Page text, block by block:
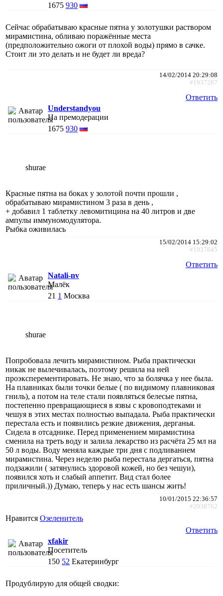
1675 930
Сейчас обрабатываю красные пятна у золотушки раствором
мирамистина, обливаю поражённые места
(предположительно ожоги от плохой воды) прямо в сачке.
Стоит ли это делать и не будет ли вреда?
14/02/2014 20:29:08
#1937287
Ответить
Understandyou
На премодерации
1675 930
shurae
Красные пятна на боках у золотой почти прошли ,
обрабатываю мирамистином 3 раза в день ,
+ добавил 1 таблетку левомитицина на 40 литров и две
ампулы иммуномодулятора.
Рыбка оживилась
15/02/2014 15:29:02
#1937645
Ответить
Natali-nv
Малёк
21 1 Москва
shurae
Попробовала лечить мирамистином. Рыба практически
никак не вылечивалась, поэтому решила на ней
проэксперементировать. Не знаю, что за болячка у нее была.
На плавниках были точки белые ( по видимому плавниковая
гниль), а потом на теле стали появляться белесые пятна,
постепенно превращающиеся в язвы с кровоподтеками и
чешуя в этих местах полностью выпадала. Рыба практически
перестала есть и появились резкие движения, дерганья.
Сидела в отсаднике. Перед применением мирамистина
сменила на треть воду и залила лекарство из расчёта 25 мл на
50 л воды. Воду меняла каждые три дня с подливанием
мирамистина. Через неделю рыба перестала дергаться, пятна
подзажили ( затянулись здоровой кожей, но без чешуи),
появился хоть и слабый аппетит. Вид стал более
приличный.)) Думаю, теперь у нас есть шансы жить!
10/01/2015 22:36:57
#2038762
Нравится Озеленитель
Ответить
xfakir
Посетитель
150 52 Екатеринбург
Продублирую для общей сводки: